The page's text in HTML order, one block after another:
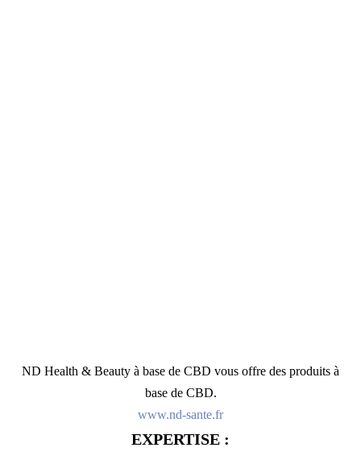
ND Health & Beauty à base de CBD vous offre des produits à
base de CBD.
www.nd-sante.fr
EXPERTISE :